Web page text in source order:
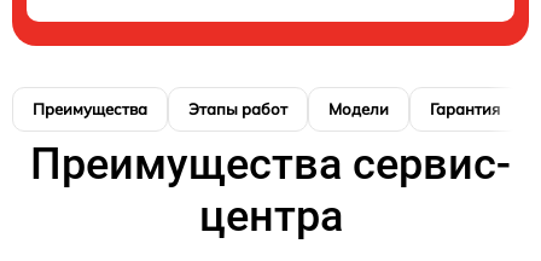
Преимущества Этапы работ Модели Гарантия
Преимущества сервис-
центра